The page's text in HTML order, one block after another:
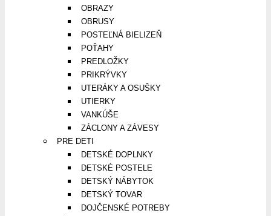
OBRAZY
OBRUSY
POSTEĽNÁ BIELIZEŇ
POŤAHY
PREDLOŽKY
PRIKRÝVKY
UTERÁKY A OSUŠKY
UTIERKY
VANKÚŠE
ZÁCLONY A ZÁVESY
PRE DETI
DETSKÉ DOPLNKY
DETSKÉ POSTELE
DETSKÝ NÁBYTOK
DETSKÝ TOVAR
DOJČENSKÉ POTREBY